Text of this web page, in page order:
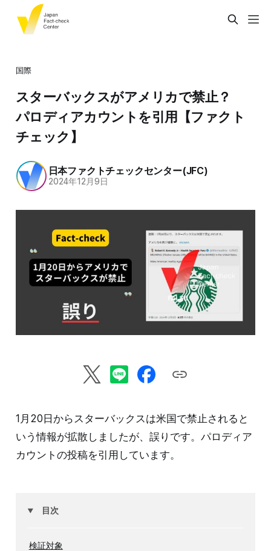
国際
スターバックスがアメリカで禁止？
パロディアカウントを引用【ファクト
チェック】
日本ファクトチェックセンター(JFC)
2024年12月9日
1月20日からスターバックスは米国で禁止されると
いう情報が拡散しましたが、誤りです。パロディア
カウントの投稿を引用しています。
目次
検証対象